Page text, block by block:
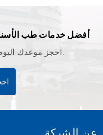
أفضل خدمات طب
احجز موعدك اليوم بملء النموذج السريع.